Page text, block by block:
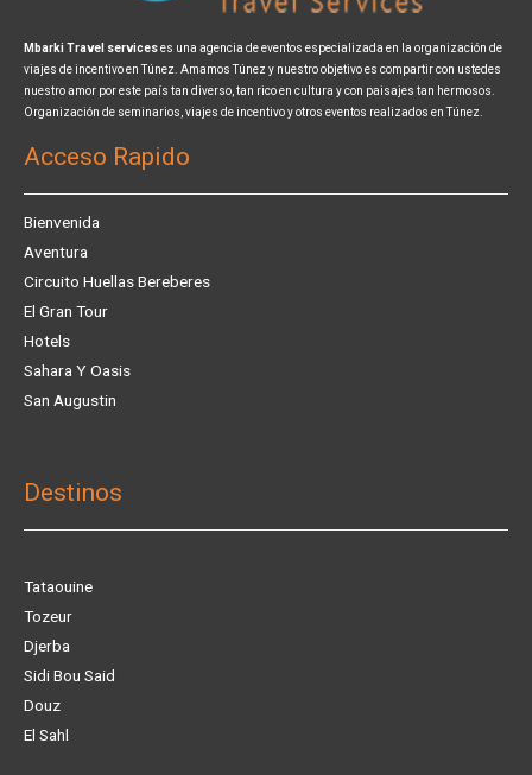
Mbarki Travel serviceses una agencia de eventos especializada en la organización de
viajes de incentivo en Túnez. Amamos Túnez y nuestro objetivo es compartir con ustedes
nuestro amor por este país tan diverso, tan rico en cultura y con paisajes tan hermosos.
Organización de seminarios, viajes de incentivo y otros eventos realizados en Túnez.
Acceso Rapido
Bienvenida
Aventura
Circuito Huellas Bereberes
El Gran Tour
Hotels
Sahara Y Oasis
San Augustin
Destinos
Tataouine
Tozeur
Djerba
Sidi Bou Said
Douz
El Sahl